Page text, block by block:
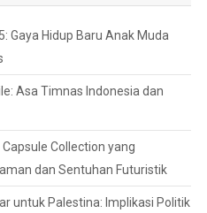
Gaya Hidup Baru Anak Muda
Asa Timnas Indonesia dan
Capsule Collection yang
dan Sentuhan Futuristik
untuk Palestina: Implikasi Politik